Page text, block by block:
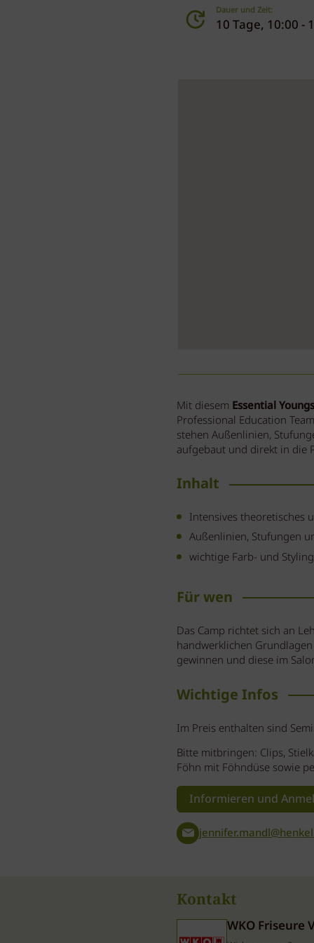
Dauer und Zeit:
10 Tage, 10:00 -
Mit diesem Essential
Professional Education
stehen Außenlinien,
aufgebaut und direkt in die
Inhalt
Intensives theoretisches
Außenlinien, Stufungen
wichtige Farb- und
Für wen
Das Camp richtet sich an
handwerklichen
gewinnen und diese im
Wichtige Infos
Im Preis enthalten sind
Bitte mitbringen: Clips,
Föhn mit Föhndüse sowie
Informieren und
Kontakt
WKO Friseure